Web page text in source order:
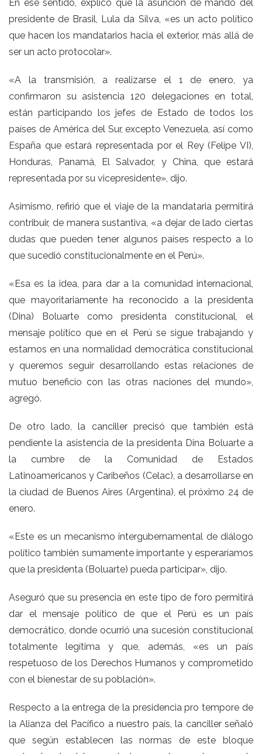
En ese sentido, explicó que la asunción de mando del
presidente de Brasil, Lula da Silva, «es un acto político
que hacen los mandatarios hacia el exterior, más allá de
ser un acto protocolar».
«A la transmisión, a realizarse el 1 de enero, ya
confirmaron su asistencia 120 delegaciones en total,
están participando los jefes de Estado de todos los
países de América del Sur, excepto Venezuela, así como
España que estará representada por el Rey (Felipe VI),
Honduras, Panamá, El Salvador, y China, que estará
representada por su vicepresidente», dijo.
Asimismo, refirió que el viaje de la mandataria permitirá
contribuir, de manera sustantiva, «a dejar de lado ciertas
dudas que pueden tener algunos países respecto a lo
que sucedió constitucionalmente en el Perú».
«Esa es la idea, para dar a la comunidad internacional,
que mayoritariamente ha reconocido a la presidenta
(Dina) Boluarte como presidenta constitucional, el
mensaje político que en el Perú se sigue trabajando y
estamos en una normalidad democrática constitucional
y queremos seguir desarrollando estas relaciones de
mutuo beneficio con las otras naciones del mundo»,
agregó.
De otro lado, la canciller precisó que también está
pendiente la asistencia de la presidenta Dina Boluarte a
la cumbre de la Comunidad de Estados
Latinoamericanos y Caribeños (Celac), a desarrollarse en
la ciudad de Buenos Aires (Argentina), el próximo 24 de
enero.
«Este es un mecanismo intergubernamental de diálogo
político también sumamente importante y esperaríamos
que la presidenta (Boluarte) pueda participar», dijo.
Aseguró que su presencia en este tipo de foro permitirá
dar el mensaje político de que el Perú es un país
democrático, donde ocurrió una sucesión constitucional
totalmente legítima y que, además, «es un país
respetuoso de los Derechos Humanos y comprometido
con el bienestar de su población».
Respecto a la entrega de la presidencia pro tempore de
la Alianza del Pacífico a nuestro país, la canciller señaló
que según establecen las normas de este bloque